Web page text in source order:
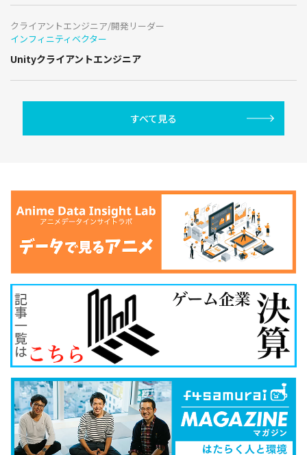
クライアントエンジニア/開発リーダー
インフィニティベクター
Unityクライアントエンジニア
すべて見る